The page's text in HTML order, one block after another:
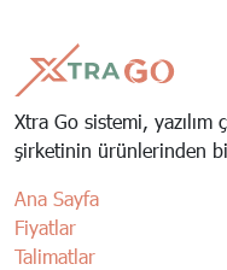
Xtra Go sistemi, yazılım
şirketinin ürünlerinden
Ana Sayfa
Fiyatlar
Talimatlar